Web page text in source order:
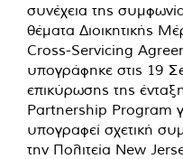
συνέχεια της
θέματα Διοικητικής
Cross-Servicing
υπογράφηκε στις 19
επικύρωσης της
Partnership Program
υπογραφεί σχετική
την Πολιτεία New